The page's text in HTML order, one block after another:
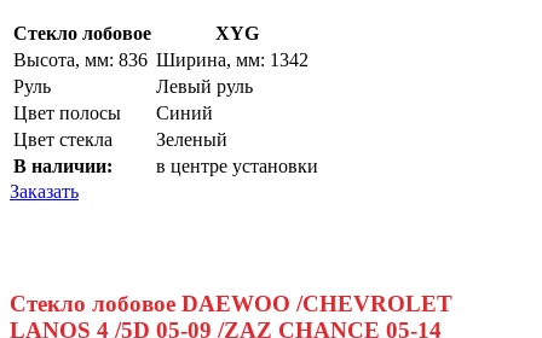
Стекло лобовое
XYG
Высота, мм: 836 Ширина, мм: 1342
Руль
Левый руль
Цвет полосы
Синий
Цвет стекла
Зеленый
В наличии:
в центре установки
Заказать
Стекло лобовое DAEWOO /CHEVROLET
LANOS 4 /5D 05-09 /ZAZ CHANCE 05-14